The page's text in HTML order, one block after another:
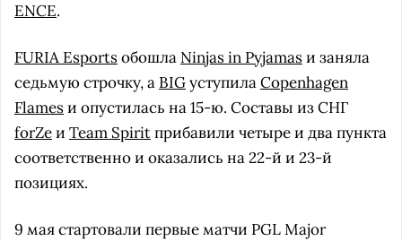
ENCE.
FURIA Esportsобошла Ninjas in Pyjamasи заняла
седьмую строчку, а BIGуступилаCopenhagen
Flamesи опустилась на 15-ю. Составы из СНГ
forZeи Team Spiritприбавили четыре и два пункта
соответственно и оказались на 22-й и 23-й
позициях.
9 мая стартовали первые матчи PGL Major